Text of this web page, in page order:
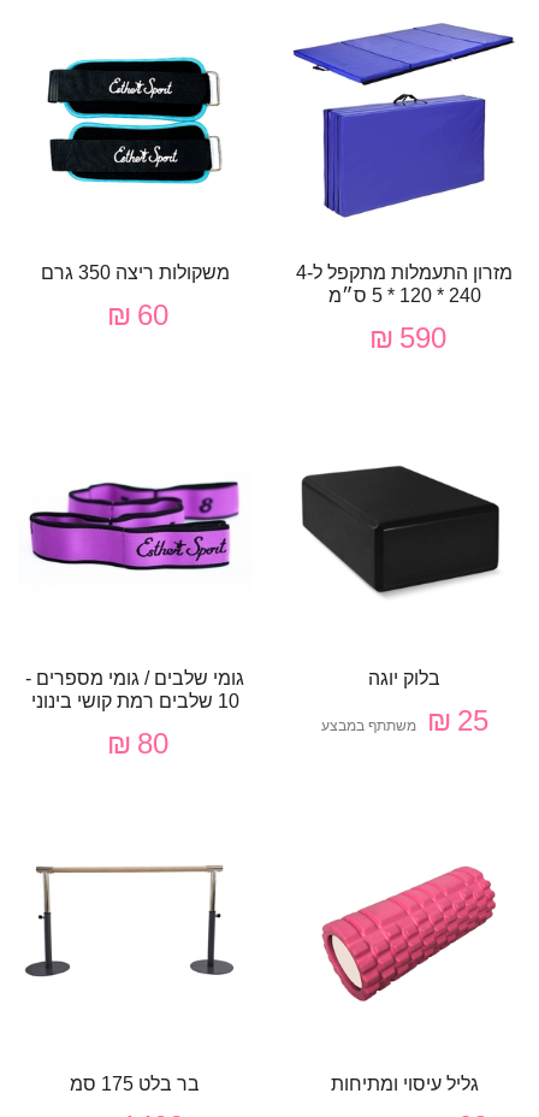
מזרון התעמלות מתקפל ל-4
240 * 120 * 5 ס״מ
590 ₪
משקולות ריצה 350 גרם
60 ₪
בלוק יוגה
25 ₪ משתתף במבצע
גומי שלבים / גומי מספרים -
10 שלבים רמת קושי בינוני
80 ₪
גליל עיסוי ומתיחות בר בלט 175 סמ